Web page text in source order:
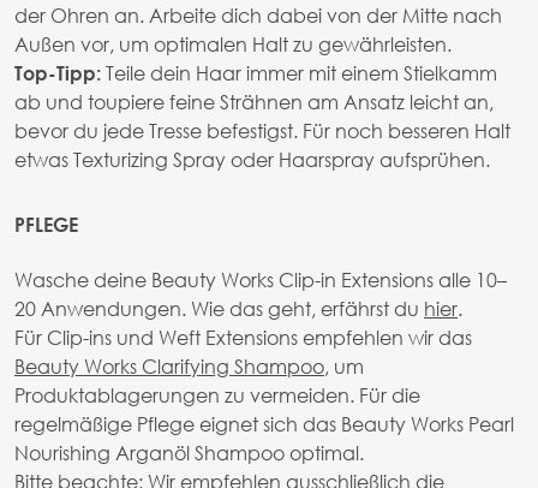
der Ohren an. Arbeite dich dabei von der Mitte nach
Außen vor, um optimalen Halt zu gewährleisten.
Top-Tipp: Teile dein Haar immer mit einem Stielkamm
ab und toupiere feine Strähnen am Ansatz leicht an,
bevor du jede Tresse befestigst. Für noch besseren Halt
etwas Texturizing Spray oder Haarspray aufsprühen.
PFLEGE
Wasche deine Beauty Works Clip-in Extensions alle 10–
20 Anwendungen. Wie das geht, erfährst du hier.
Für Clip-ins und Weft Extensions empfehlen wir das
Beauty Works Clarifying Shampoo, um
Produktablagerungen zu vermeiden. Für die
regelmäßige Pflege eignet sich das Beauty Works Pearl
Nourishing Arganöl Shampoo optimal.
Bitte beachte: Wir empfehlen ausschließlich die